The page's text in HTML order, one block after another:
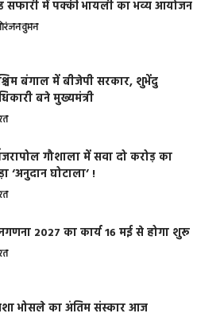
सफारी में पक्की भायली का भव्य आयोजन
वुमन
बंगाल में बीजेपी सरकार, शुभेंदु
बने मुख्यमंत्री
गौशाला में सवा दो करोड़ का
‘अनुदान घोटाला’ !
2027 का कार्य 16 मई से होगा शुरू
भोसले का अंतिम संस्कार आज